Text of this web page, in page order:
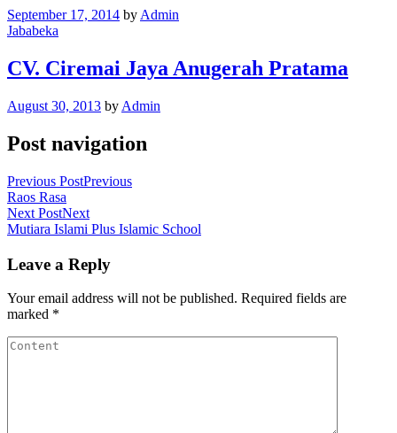
September 17, 2014 by Admin
Jababeka
CV. Ciremai Jaya Anugerah Pratama
August 30, 2013 by Admin
Post navigation
Previous PostPrevious
Raos Rasa
Next PostNext
Mutiara Islami Plus Islamic School
Leave a Reply
Your email address will not be published. Required fields are
marked *